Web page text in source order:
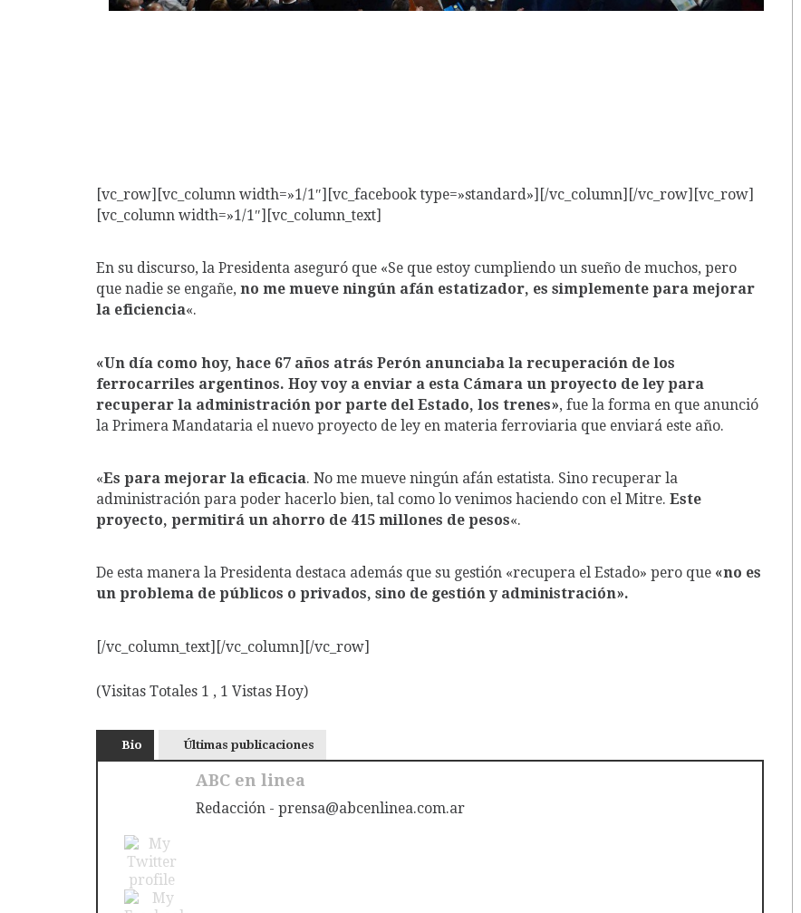
[vc_row][vc_column width=»1/1″][vc_facebook type=»standard»][/vc_column][/vc_row][vc_row]
[vc_column width=»1/1″][vc_column_text]
En su discurso, la Presidenta aseguró que «Se que estoy cumpliendo un sueño de muchos, pero
que nadie se engañe, no me mueve ningún afán estatizador, es simplemente para mejorar
la eficiencia«.
«Un día como hoy, hace 67 años atrás Perón anunciaba la recuperación de los
ferrocarriles argentinos. Hoy voy a enviar a esta Cámara un proyecto de ley para
recuperar la administración por parte del Estado, los trenes», fue la forma en que anunció
la Primera Mandataria el nuevo proyecto de ley en materia ferroviaria que enviará este año.
«Es para mejorar la eficacia. No me mueve ningún afán estatista. Sino recuperar la
administración para poder hacerlo bien, tal como lo venimos haciendo con el Mitre. Este
proyecto, permitirá un ahorro de 415 millones de pesos«.
De esta manera la Presidenta destaca además que su gestión «recupera el Estado» pero que «no es
un problema de públicos o privados, sino de gestión y administración».
[/vc_column_text][/vc_column][/vc_row]
(Visitas Totales 1 , 1 Vistas Hoy)
Bio Últimas publicaciones
ABC en linea
Redacción - prensa@abcenlinea.com.ar